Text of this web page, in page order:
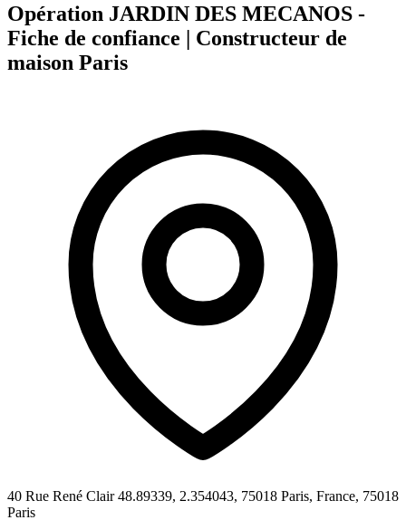
Opération JARDIN DES MECANOS -
Fiche de confiance | Constructeur de
maison Paris
40 Rue René Clair 48.89339, 2.354043, 75018 Paris, France, 75018
Paris